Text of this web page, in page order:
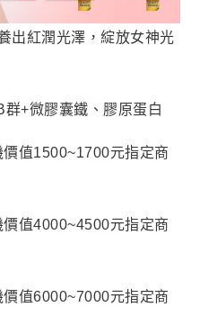
出紅潤光澤，綻放女神光
+微膠囊鐵、膠原蛋白
值1500~1700元指定商
值4000~4500元指定商
值6000~7000元指定商